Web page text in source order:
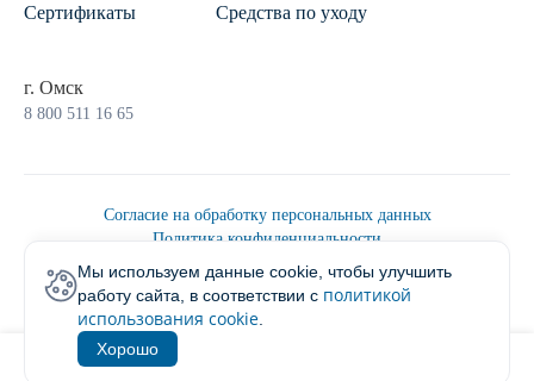
1
Сертификаты
Средства по уходу
г. Омск
8 800 511 16 65
Согласие на обработку персональных данных
Политика конфиденциальности
Политика обработки персональных данных
Пользовательским соглашением
2026 © Ювелирторг
Мы используем данные cookie, чтобы улучшить
работу сайта, в соответствии с политикой
использования cookie
Хорошо